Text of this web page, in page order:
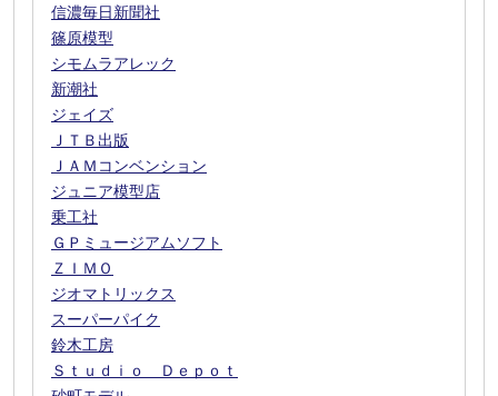
信濃毎日新聞社
篠原模型
シモムラアレック
新潮社
ジェイズ
ＪＴＢ出版
ＪＡＭコンベンション
ジュニア模型店
乗工社
ＧＰミュージアムソフト
ＺＩＭＯ
ジオマトリックス
スーパーパイク
鈴木工房
Ｓｔｕｄｉｏ Ｄｅｐｏｔ